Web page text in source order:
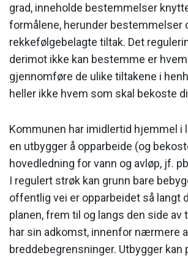
grad, inneholde bestemmelser
formålene, herunder bestemmelser
rekkefølgebelagte tiltak. Det
derimot ikke kan bestemme er
gjennomføre de ulike tiltakene i
heller ikke hvem som skal bekoste
Kommunen har imidlertid hjemmel i
en utbygger å opparbeide (og
hovedledning for vann og avløp, jf.
I regulert strøk kan grunn bare
offentlig vei er opparbeidet så langt
planen, frem til og langs den side av
har sin adkomst, innenfor nærmere
breddebegrensninger. Utbygger kan